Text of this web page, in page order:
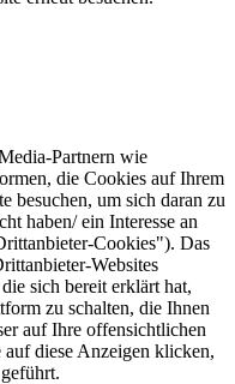
Partnern wie
die Cookies auf Ihrem
besuchen, um sich daran zu
haben/ ein Interesse an
Cookies"). Das
Websites
sich bereit erklärt hat,
zu schalten, die Ihnen
auf Ihre offensichtlichen
auf diese Anzeigen klicken,